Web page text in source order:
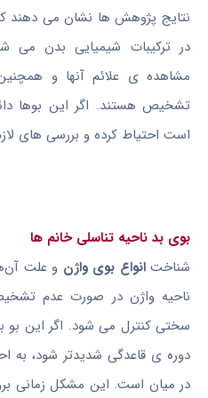
نتایج پژوهش ها نشان می دهند
در ترکیبات شیمیایی بدن می
مشاهده ی علائم آنها و
تشخیص هستند. اگر این بوها
است احتیاط کرده و بررسی های
بوی بد ناحیه تناسلی خانم ها
شناختانواع بوی واژن و علت
ناحیه واژن در صورت عدم
سختی کنترل می شود. اگر این بو
دوره ی قاعدگی شدیدتر شود، به
در میان است. این مشکل زمانی